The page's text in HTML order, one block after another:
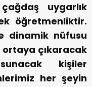
uygarlık
öğretmenliktir.
dinamik nüfusu
çıkaracak
kişiler
her şeyin